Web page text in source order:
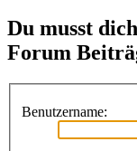
Du musst
Forum
Benutzername: